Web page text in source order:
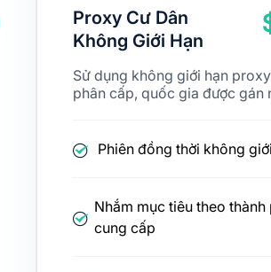
Proxy Cư Dân
Không Giới Hạn
Sử dụng không giới hạn
phân cấp, quốc gia được gán
Phiên đồng thời không
Nhắm mục tiêu theo thành
cung cấp